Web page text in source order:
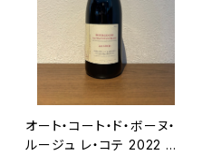
オート・コート・ド・ボーヌ・
ルージュ レ・コテ 2022 ド